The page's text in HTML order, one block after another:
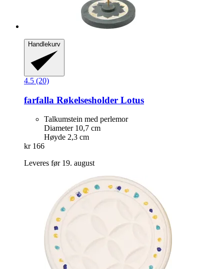
Handlekurv
4.5 (20)
farfalla Røkelsesholder Lotus
Talkumstein med perlemor
Diameter 10,7 cm
Høyde 2,3 cm
kr 166
Leveres før 19. august